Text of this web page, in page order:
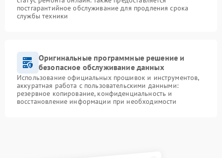
постгарантийное обслуживание для продления срока
службы техники
Оригинальные программные решение и
безопасное обслуживание данных
Использование официальных прошивок и инструментов,
аккуратная работа с пользовательскими данными:
резервное копирование, конфиденциальность и
восстановление информации при необходимости